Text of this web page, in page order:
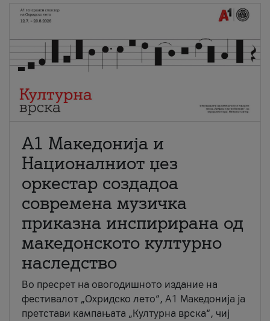
А1 Македонија и
Националниот џез
оркестар создадоа
современа музичка
приказна инспирирана од
македонското културно
наследство
Во пресрет на овогодишното издание на
фестивалот „Охридско лето“, А1 Македонија ја
претстави кампањата „Културна врска“, чиј